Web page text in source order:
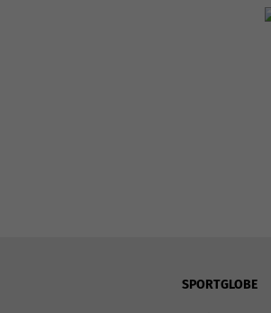
SPORTGLOBE